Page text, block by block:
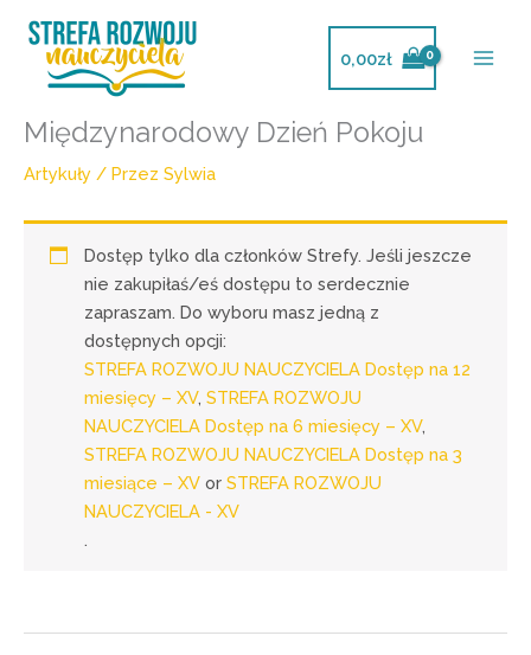
0,00zł
Międzynarodowy Dzień Pokoju
Artykuły / Przez Sylwia
Dostęp tylko dla członków Strefy. Jeśli jeszcze
nie zakupiłaś/eś dostępu to serdecznie
zapraszam. Do wyboru masz jedną z
dostępnych opcji:
STREFA ROZWOJU NAUCZYCIELA Dostęp na 12
miesięcy – XV,STREFA ROZWOJU
NAUCZYCIELA Dostęp na 6 miesięcy – XV,
STREFA ROZWOJU NAUCZYCIELA Dostęp na 3
miesiące – XV orSTREFA ROZWOJU
NAUCZYCIELA - XV
.